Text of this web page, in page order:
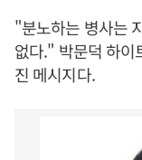
"분노하는 병사는
없다." 박문덕 하이
진 메시지다.